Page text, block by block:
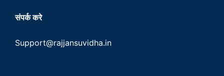
संपर्क करे
Support@rajjansuvidha.in